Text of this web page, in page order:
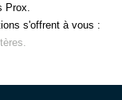
Prox.
s'offrent à vous :